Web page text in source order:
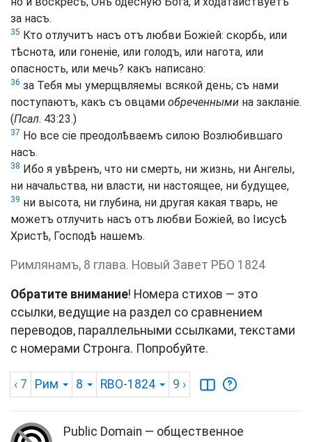
за насъ.
35 Кто отлучитъ насъ отъ любви Божіей: скорбь, или
тѣснота, или гоненіе, или голодъ, или нагота, или
опасность, или мечь? какъ написано:
36 за Тебя мы умерщвляемы всякой день; съ нами
поступаютъ, какъ съ овцами обреченными на закланіе.
(Псал. 43:23.)
37 Но все сіе преодолѣваемъ силою Возлюбившаго
насъ.
38 Ибо я увѣренъ, что ни смерть, ни жизнь, ни Ангелы,
ни начальства, ни власти, ни настоящее, ни будущее,
39 ни высота, ни глубина, ни другая какая тварь, не
можетъ отлучить насъ отъ любви Божіей, во Іисусѣ
Христѣ, Господѣ нашемъ.
Римлянамъ, 8 глава. Новый Завет РБО 1824
Обратите внимание! Номера стихов — это
ссылки, ведущие на раздел со сравнением
переводов, параллельными ссылками, текстами
с номерами Стронга. Попробуйте.
‹ 7 Рим 8 RBO-1824 9 ›
Public Domain — общественное